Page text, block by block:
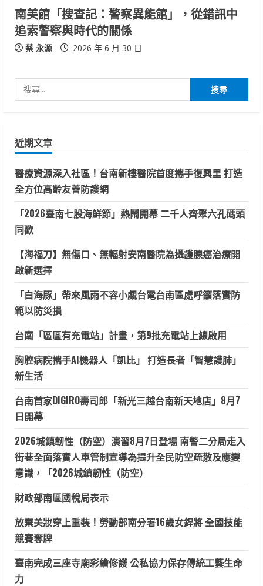
南美館「搜查記：警察異能館」，從錯訊中
追索警察與時代的關係
蔡 永源 2026 年 6 月 30 日
尋
字:
近期文章
醫療資源深入社區！台南新樓醫院首度攜手復興里 打造
全方位高齡友善防護網
「2026臺南七股海鮮節」熱鬧開幕 二千人齊聚六孔碼頭
同歡
【海福刀】無傷口、無輻射安南醫院為攝護腺癌治療開
啟新選擇
「白海豚」帶來風雨不容小覷台電台南區處呼籲落實防
範以防災損
台南「區區有充電站」計畫，第9批充電站上線啟用
胸腔病院攜手AI機器人「凱比」 打造長者「智慧護肺」
新生活
台南首家DIGIRO壽司郎「新光三越台南新天地店」8月7
日開幕
2026城鎮韌性（防空）演習8月7日登場 南警二分局走入
街巷全面落實人車管制宣導為提升全民防空疏散及應變
意識，「2026城鎮韌性（防空）
財政部南區國稅局表示
放棄美妝穿上重裝！勞動部南分署16歲女銲將 全國技能
競賽奪牌
臺南完成三座寺廟彩繪修護 公私協力保存傳統工藝生命
力